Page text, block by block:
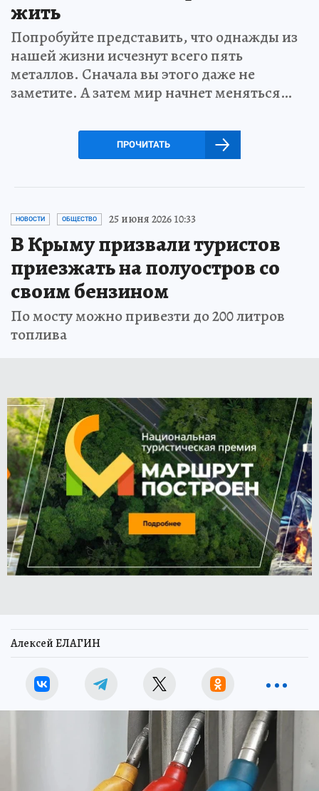
жить
Попробуйте представить, что однажды из
нашей жизни исчезнут всего пять
металлов. Сначала вы этого даже не
заметите. А затем мир начнет меняться…
ПРОЧИТАТЬ
НОВОСТИ ОБЩЕСТВО 25 июня 2026 10:33
В Крыму призвали туристов
приезжать на полуостров со
своим бензином
По мосту можно привезти до 200 литров
топлива
Алексей ЕЛАГИН